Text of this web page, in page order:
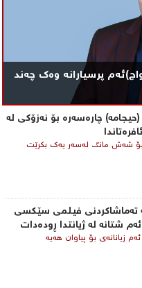
پرسیارانە وەک چەند
چارەسەرە بۆ نەزۆکی لە
شەش مانگ لەسەر یەک بكرێت
ته‌ماشاكردنی فیلمی ‌سێكسی
شتانه‌ له‌ ژیانتدا ڕوده‌دات
زیانانه‌ی‌ بۆ پیاوان هه‌یه‌